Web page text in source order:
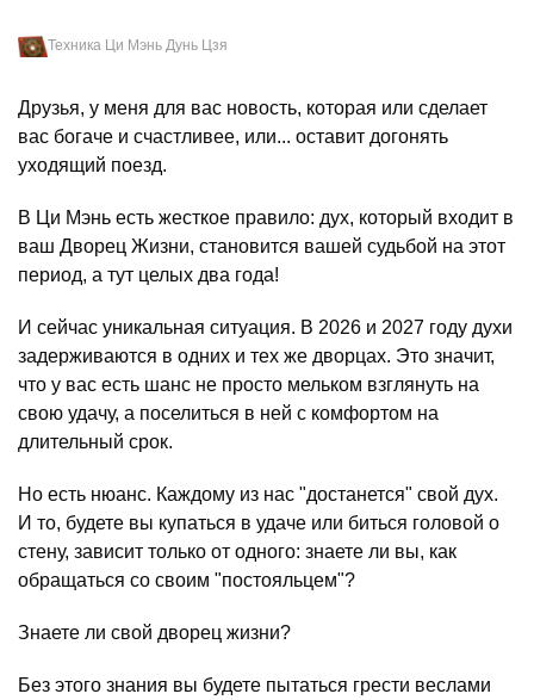
Техника Ци Мэнь Дунь Цзя
Друзья, у меня для вас новость, которая или сделает
вас богаче и счастливее, или... оставит догонять
уходящий поезд.
В Ци Мэнь есть жесткое правило: дух, который входит в
ваш Дворец Жизни, становится вашей судьбой на этот
период, а тут целых два года!
И сейчас уникальная ситуация. В 2026 и 2027 году духи
задерживаются в одних и тех же дворцах. Это значит,
что у вас есть шанс не просто мельком взглянуть на
свою удачу, а поселиться в ней с комфортом на
длительный срок.
Но есть нюанс. Каждому из нас "достанется" свой дух.
И то, будете вы купаться в удаче или биться головой о
стену, зависит только от одного: знаете ли вы, как
обращаться со своим "постояльцем"?
Знаете ли свой дворец жизни?
Без этого знания вы будете пытаться грести веслами